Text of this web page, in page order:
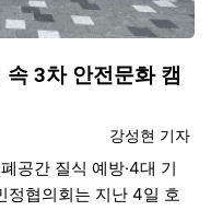
3차 안전문화 캠
등록자
강성현 기자
공간 질식 예방·4대 기
정협의회는 지난 4일 호